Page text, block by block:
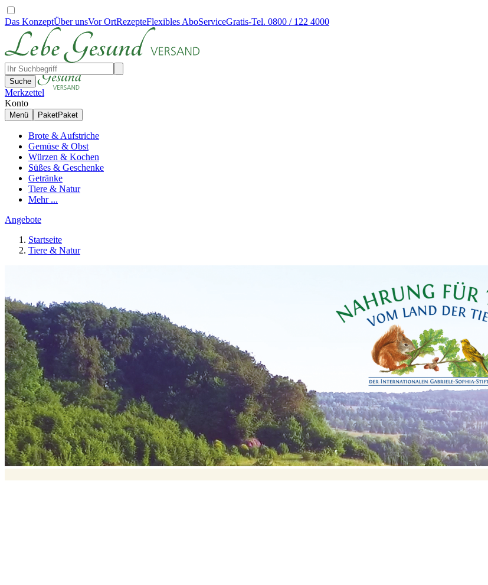
Das KonzeptÜber unsVor OrtRezepteFlexibles AboServiceGratis-Tel. 0800 / 122 4000
Suche
Merkzettel
Konto
Menü PaketPaket
Brote & Aufstriche
Gemüse & Obst
Würzen & Kochen
Süßes & Geschenke
Getränke
Tiere & Natur
Mehr ...
Angebote
Startseite
Tiere & Natur